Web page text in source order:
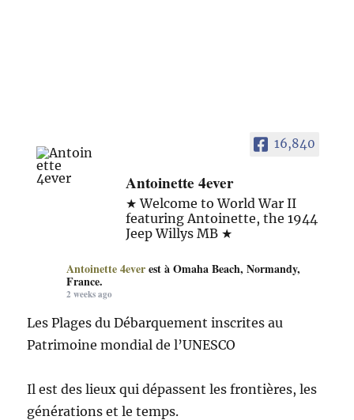
16,840
Antoinette 4ever
★ Welcome to World War II
featuring Antoinette, the 1944
Jeep Willys MB ★
Antoinette 4ever est à Omaha Beach, Normandy,
France.
2 weeks ago
Les Plages du Débarquement inscrites au
Patrimoine mondial de l’UNESCO
Il est des lieux qui dépassent les frontières, les
générations et le temps.